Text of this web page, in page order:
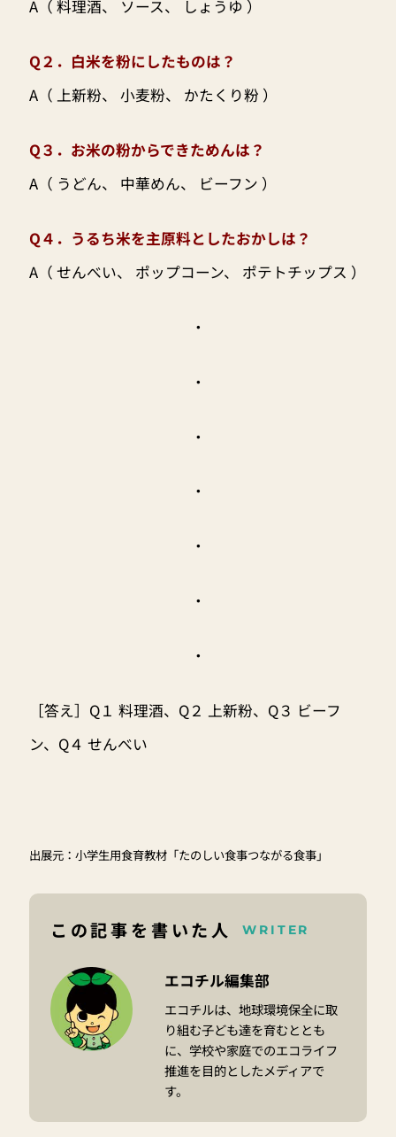
A（ 料理酒、 ソース、 しょうゆ ）
Q２．白米を粉にしたものは？
A（ 上新粉、 小麦粉、 かたくり粉 ）
Q３．お米の粉からできためんは？
A（ うどん、 中華めん、 ビーフン ）
Q４．うるち米を主原料としたおかしは？
A（ せんべい、 ポップコーン、 ポテトチップス ）
・
・
・
・
・
・
・
［答え］Q１ 料理酒、Q２ 上新粉、Q３ ビーフ
ン、Q４ せんべい
出展元： 小学生用食育教材「たのしい食事つながる食事」
この記事を書いた人 WRITER
エコチル編集部
エコチルは、地球環境保全に取
り組む子ども達を育むととも
に、学校や家庭でのエコライフ
推進を目的としたメディアで
す。